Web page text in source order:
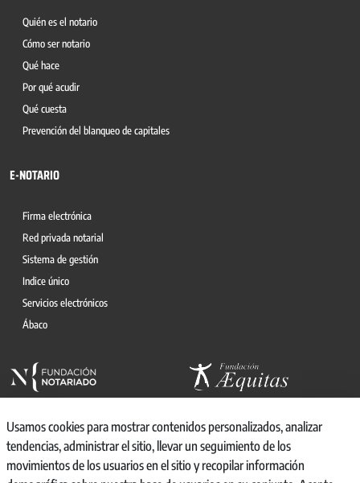
Quién es el notario
Cómo ser notario
Qué hace
Por qué acudir
Qué cuesta
Prevención del blanqueo de capitales
E-NOTARIO
Firma electrónica
Red privada notarial
Sistema de gestión
Indice único
Servicios electrónicos
Ábaco
© 2026, CONSEJO GENERAL DEL NOTARIO
Usamos cookies para mostrar contenidos personalizados, analizar
tendencias, administrar el sitio, llevar un seguimiento de los
movimientos de los usuarios en el sitio y recopilar información